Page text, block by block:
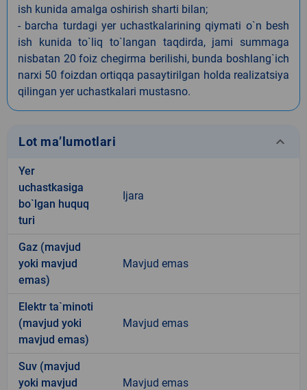
ish kunida amalga oshirish sharti bilan;
- barcha turdagi yer uchastkalarining qiymati o`n besh
ish kunida to`liq to`langan taqdirda, jami summaga
nisbatan 20 foiz chegirma berilishi, bunda boshlang`ich
narxi 50 foizdan ortiqqa pasaytirilgan holda realizatsiya
qilingan yer uchastkalari mustasno.
Lot ma’lumotlari keyboard_arrow_down
Yer
uchastkasiga
bo`lgan huquq
turi
Ijara
Gaz (mavjud
yoki mavjud
emas)
Mavjud emas
Elektr ta`minoti
(mavjud yoki
mavjud emas)
Mavjud emas
Suv (mavjud
yoki mavjud
Mavjud emas